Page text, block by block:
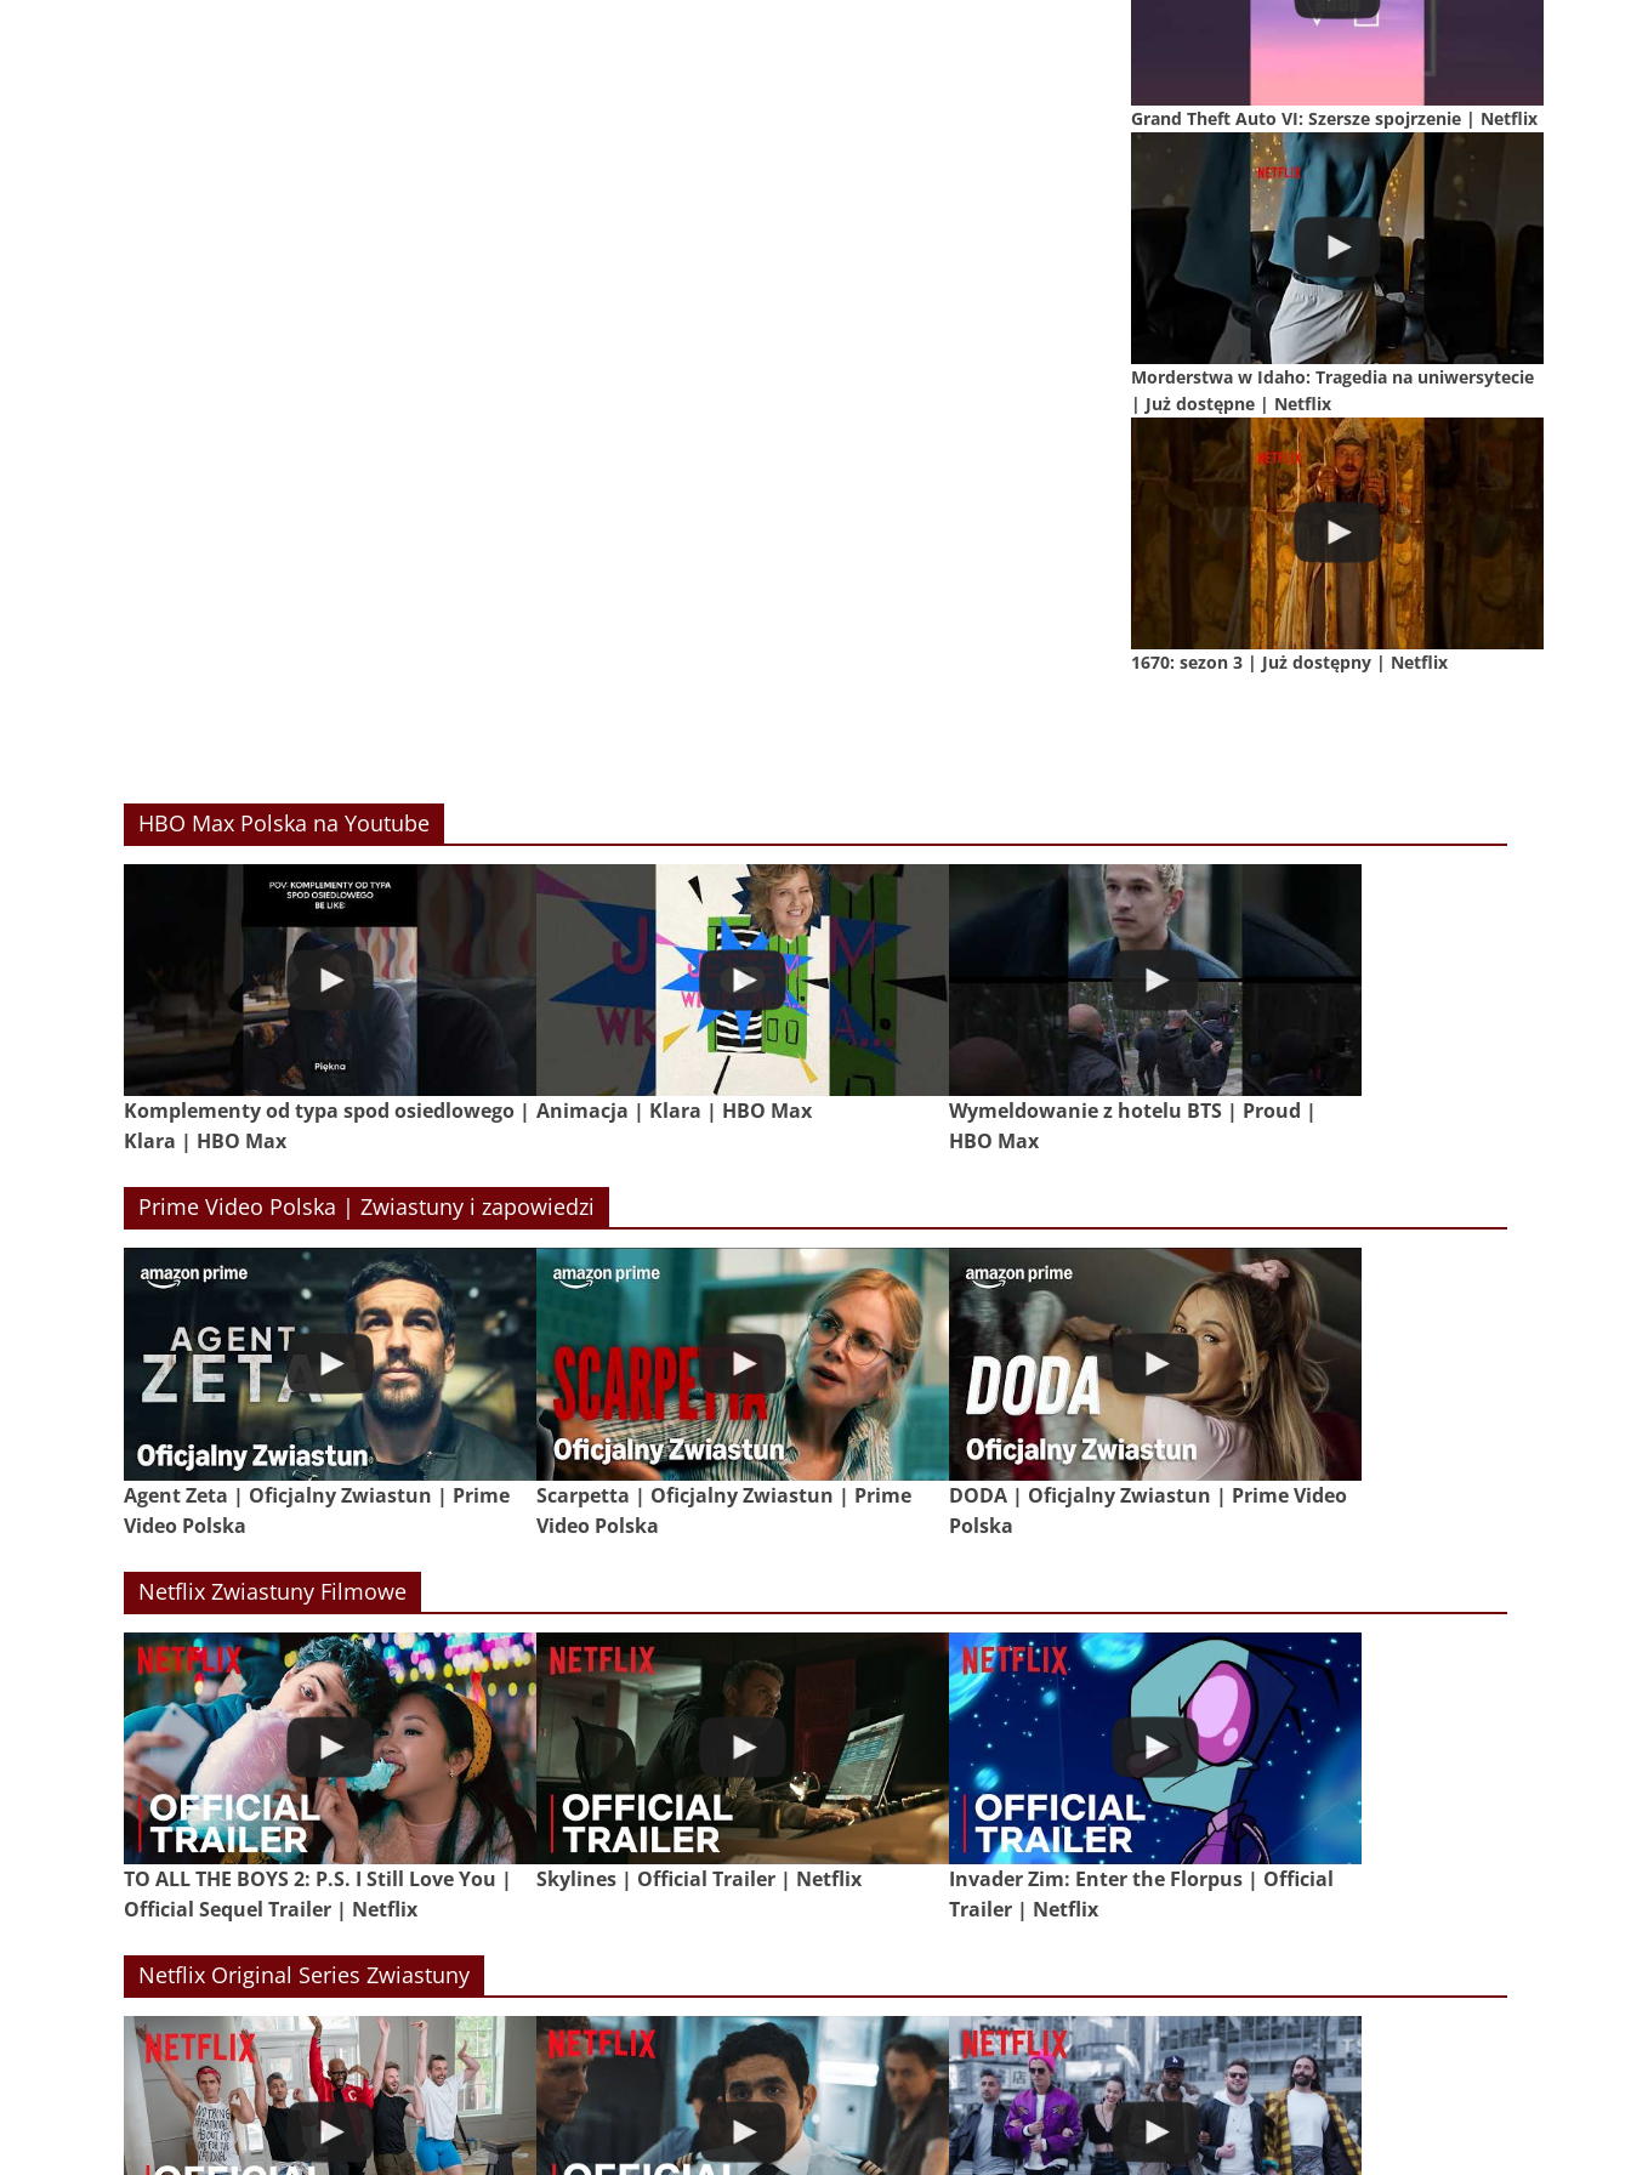
Grand Theft Auto VI: Szersze spojrzenie | Netflix
Morderstwa w Idaho: Tragedia na uniwersytecie
| Już dostępne | Netflix
1670: sezon 3 | Już dostępny | Netflix
HBO Max Polska na Youtube
Komplementy od typa spod osiedlowego |
Klara | HBO Max
Animacja | Klara | HBO Max
Wymeldowanie z hotelu BTS | Proud |
HBO Max
Prime Video Polska | Zwiastuny i zapowiedzi
Agent Zeta | Oficjalny Zwiastun | Prime
Video Polska
Scarpetta | Oficjalny Zwiastun | Prime
Video Polska
DODA | Oficjalny Zwiastun | Prime Video
Polska
Netflix Zwiastuny Filmowe
TO ALL THE BOYS 2: P.S. I Still Love You |
Official Sequel Trailer | Netflix
Skylines | Official Trailer | Netflix
Invader Zim: Enter the Florpus | Official
Trailer | Netflix
Netflix Original Series Zwiastuny